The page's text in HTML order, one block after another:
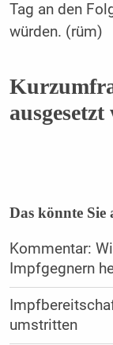
Tag an den
würden. (rüm)
Das könnte Sie
Kommentar:
Impfgegnern
umstritten